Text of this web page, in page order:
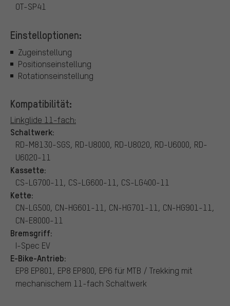
OT-SP41
Einstelloptionen:
Zugeinstellung
Positionseinstellung
Rotationseinstellung
Kompatibilität:
Linkglide 11-fach:
Schaltwerk:
RD-M8130-SGS, RD-U8000, RD-U8020, RD-U6000, RD-
U6020-11
Kassette:
CS-LG700-11, CS-LG600-11, CS-LG400-11
Kette:
CN-LG500, CN-HG601-11, CN-HG701-11, CN-HG901-11,
CN-E8000-11
Bremsgriff:
I-Spec EV
E-Bike-Antrieb:
EP8 EP801, EP8 EP800, EP6 für MTB / Trekking mit
mechanischem 11-fach Schaltwerk